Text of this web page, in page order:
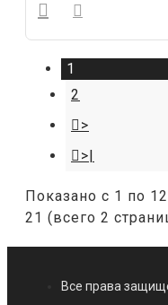
1
2
>
>|
Показано с 1 по
21 (всего 2
Все права